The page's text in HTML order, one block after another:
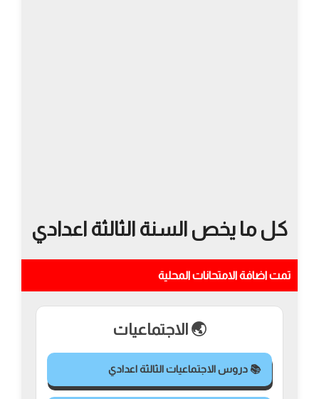
كل ما يخص السنة الثالثة اعدادي
تمت اضافة الامتحانات المحلية
🌏 الاجتماعيات
📚 دروس الاجتماعيات الثالثة اعدادي